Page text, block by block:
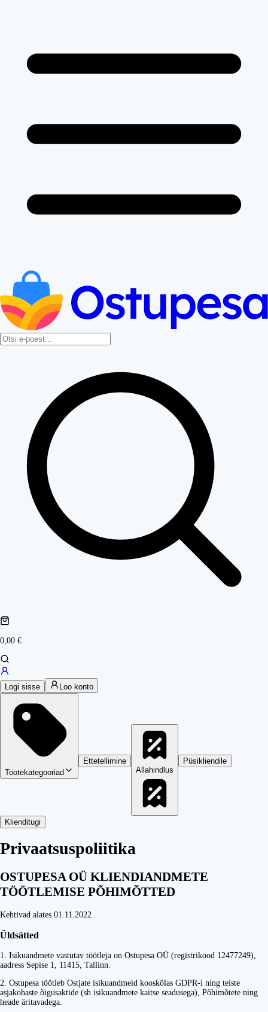
0,00 €
Logi sisse Loo konto
Tootekategooriad
Ettetellimine
Allahindlus
Püsikliendile
Klienditugi
Privaatsuspoliitika
OSTUPESA OÜ KLIENDIANDMETE
TÖÖTLEMISE PÕHIMÕTTED
Kehtivad alates 01.11.2022
Üldsätted
1. Isikuandmete vastutav töötleja on Ostupesa OÜ (registrikood 12477249),
aadress Sepise 1, 11415, Tallinn.
2. Ostupesa töötleb Ostjate isikuandmeid kooskõlas GDPR-i ning teiste
asjakohaste õigusaktide (sh isikuandmete kaitse seadusega), Põhimõtete ning
heade äritavadega.